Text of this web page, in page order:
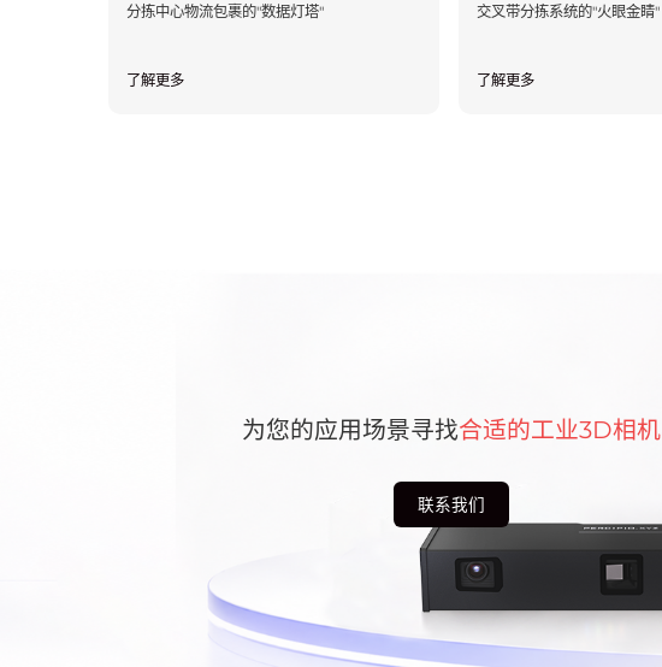
分拣中心物流包裹的"数据灯塔"
了解更多
交叉带分拣系统的"火眼金睛"
了解更多
为您的应用场景寻找合适的工业3D相机
联系我们